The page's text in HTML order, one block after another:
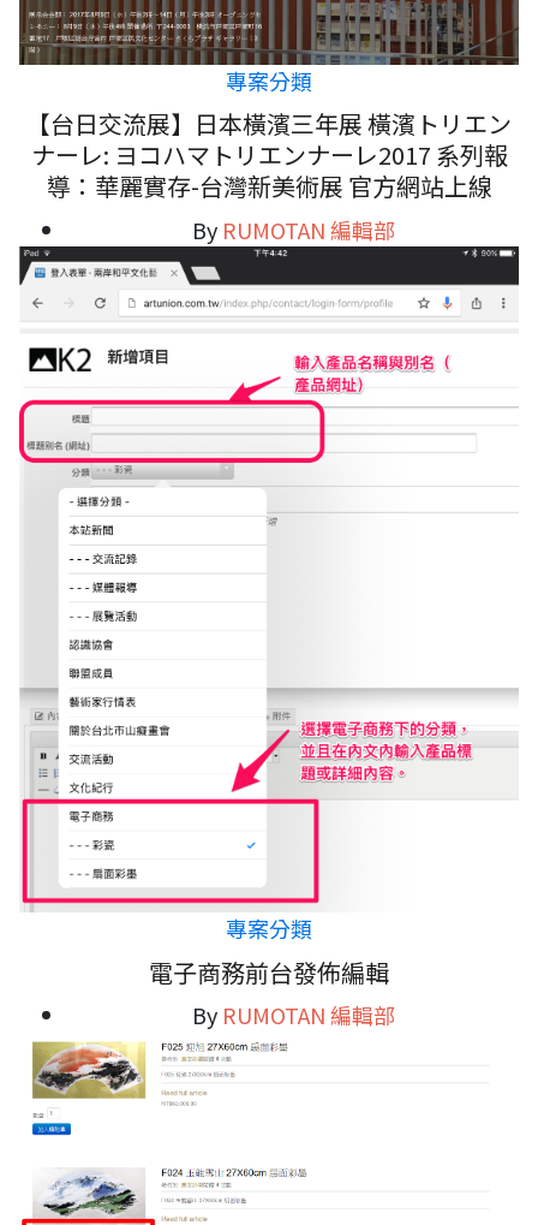
專案分類
【台日交流展】日本橫濱三年展 橫濱トリエン
ナーレ: ヨコハマトリエンナーレ2017 系列報
導：華麗實存-台灣新美術展 官方網站上線
By RUMOTAN 編輯部
專案分類
電子商務前台發佈編輯
By RUMOTAN 編輯部